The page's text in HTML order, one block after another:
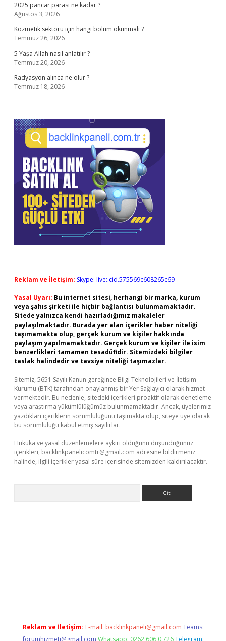
2025 pancar parası ne kadar ?
Ağustos 3, 2026
Kozmetik sektörü için hangi bölüm okunmalı ?
Temmuz 26, 2026
5 Yaşa Allah nasıl anlatılır ?
Temmuz 20, 2026
Radyasyon alınca ne olur ?
Temmuz 18, 2026
Reklam ve İletişim: Skype: live:.cid.575569c608265c69
Yasal Uyarı: Bu internet sitesi, herhangi bir marka, kurum
veya şahıs şirketi ile hiçbir bağlantısı bulunmamaktadır.
Sitede yalnızca kendi hazırladığımız makaleler
paylaşılmaktadır. Burada yer alan içerikler haber niteliği
taşımamakta olup, gerçek kurum ve kişiler hakkında
paylaşım yapılmamaktadır. Gerçek kurum ve kişiler ile isim
benzerlikleri tamamen tesadüfidir. Sitemizdeki bilgiler
taslak halindedir ve tavsiye niteliği taşımazlar.
Sitemiz, 5651 Sayılı Kanun gereğince Bilgi Teknolojileri ve İletişim
Kurumu (BTK) tarafından onaylanmış bir Yer Sağlayıcı olarak hizmet
vermektedir. Bu nedenle, sitedeki içerikleri proaktif olarak denetleme
veya araştırma yükümlülüğümüz bulunmamaktadır. Ancak, üyelerimiz
yazdıkları içeriklerin sorumluluğunu taşımakta olup, siteye üye olarak
bu sorumluluğu kabul etmiş sayılırlar.
Hukuka ve yasal düzenlemelere aykırı olduğunu düşündüğünüz
içerikleri, backlinkpanelicomtr@gmail.com adresine bildirmeniz
halinde, ilgili içerikler yasal süre içerisinde sitemizden kaldırılacaktır.
Reklam ve İletişim: E-mail: backlinkpaneli@gmail.com Teams:
forumhizmeti@gmail.com Whatsapp: 0262 606 0 726 Telegram: